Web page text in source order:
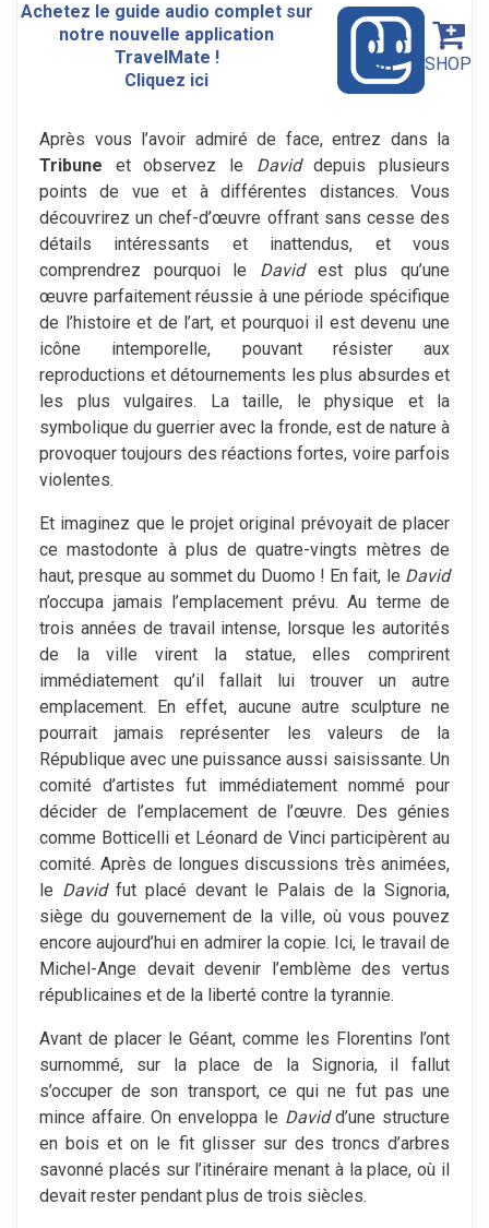
Achetez le guide audio complet sur
notre nouvelle application
TravelMate !
Cliquez ici
SHOP
Après vous l’avoir admiré de face, entrez dans la
Tribune et observez le Daviddepuis plusieurs
points de vue et à différentes distances. Vous
découvrirez un chef-d’œuvre offrant sans cesse des
détails intéressants et inattendus, et vous
comprendrez pourquoi le Davidest plus qu’une
œuvre parfaitement réussie à une période spécifique
de l’histoire et de l’art, et pourquoi il est devenu une
icône intemporelle, pouvant résister aux
reproductions et détournements les plus absurdes et
les plus vulgaires. La taille, le physique et la
symbolique du guerrier avec la fronde, est de nature à
provoquer toujours des réactions fortes, voire parfois
violentes.
Et imaginez que le projet original prévoyait de placer
ce mastodonte à plus de quatre-vingts mètres de
haut, presque au sommet du Duomo ! En fait, le David
n’occupa jamais l’emplacement prévu. Au terme de
trois années de travail intense, lorsque les autorités
de la ville virent la statue, elles comprirent
immédiatement qu’il fallait lui trouver un autre
emplacement. En effet, aucune autre sculpture ne
pourrait jamais représenter les valeurs de la
République avec une puissance aussi saisissante. Un
comité d’artistes fut immédiatement nommé pour
décider de l’emplacement de l’œuvre. Des génies
comme Botticelli et Léonard de Vinci participèrent au
comité. Après de longues discussions très animées,
le David fut placé devant le Palais de la Signoria,
siège du gouvernement de la ville, où vous pouvez
encore aujourd’hui en admirer la copie. Ici, le travail de
Michel-Ange devait devenir l’emblème des vertus
républicaines et de la liberté contre la tyrannie.
Avant de placer le Géant, comme les Florentins l’ont
surnommé, sur la place de la Signoria, il fallut
s’occuper de son transport, ce qui ne fut pas une
mince affaire. On enveloppa le Davidd’une structure
en bois et on le fit glisser sur des troncs d’arbres
savonné placés sur l’itinéraire menant à la place, où il
devait rester pendant plus de trois siècles.